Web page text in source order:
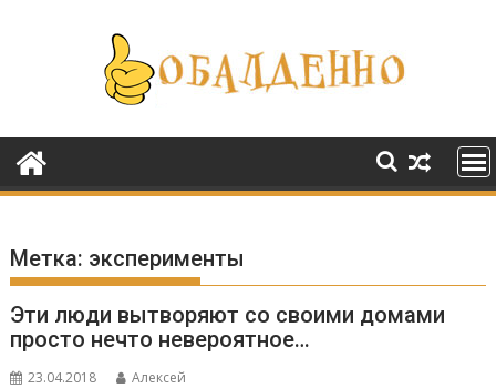
содержимому
Метка: эксперименты
Эти люди вытворяют со своими домами
просто нечто невероятное…
23.04.2018 Алексей